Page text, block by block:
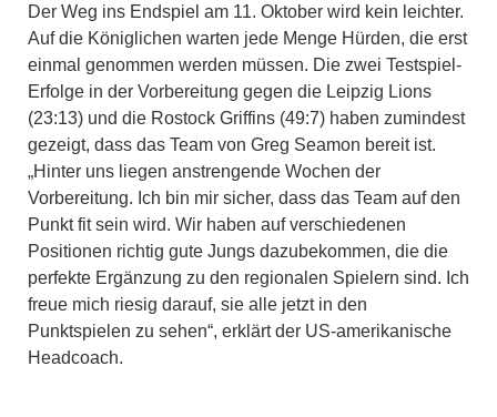
Der Weg ins Endspiel am 11. Oktober wird kein leichter.
Auf die Königlichen warten jede Menge Hürden, die erst
einmal genommen werden müssen. Die zwei Testspiel-
Erfolge in der Vorbereitung gegen die Leipzig Lions
(23:13) und die Rostock Griffins (49:7) haben zumindest
gezeigt, dass das Team von Greg Seamon bereit ist.
„Hinter uns liegen anstrengende Wochen der
Vorbereitung. Ich bin mir sicher, dass das Team auf den
Punkt fit sein wird. Wir haben auf verschiedenen
Positionen richtig gute Jungs dazubekommen, die die
perfekte Ergänzung zu den regionalen Spielern sind. Ich
freue mich riesig darauf, sie alle jetzt in den
Punktspielen zu sehen“, erklärt der US-amerikanische
Headcoach.